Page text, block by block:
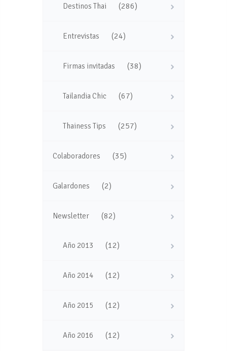
Destinos Thai (286)
Entrevistas (24)
Firmas invitadas (38)
Tailandia Chic (67)
Thainess Tips (257)
Colaboradores (35)
Galardones (2)
Newsletter (82)
Año 2013 (12)
Año 2014 (12)
Año 2015 (12)
Año 2016 (12)